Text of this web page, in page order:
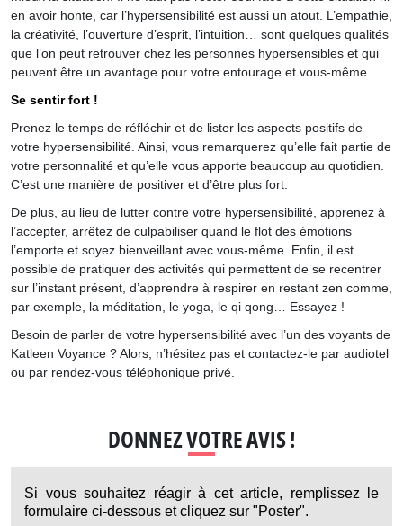
en avoir honte, car l’hypersensibilité est aussi un atout. L’empathie,
la créativité, l’ouverture d’esprit, l’intuition… sont quelques qualités
que l’on peut retrouver chez les personnes hypersensibles et qui
peuvent être un avantage pour votre entourage et vous-même.
Se sentir fort !
Prenez le temps de réfléchir et de lister les aspects positifs de
votre hypersensibilité. Ainsi, vous remarquerez qu’elle fait partie de
votre personnalité et qu’elle vous apporte beaucoup au quotidien.
C’est une manière de positiver et d’être plus fort.
De plus, au lieu de lutter contre votre hypersensibilité, apprenez à
l’accepter, arrêtez de culpabiliser quand le flot des émotions
l’emporte et soyez bienveillant avec vous-même. Enfin, il est
possible de pratiquer des activités qui permettent de se recentrer
sur l’instant présent, d’apprendre à respirer en restant zen comme,
par exemple, la méditation, le yoga, le qi qong… Essayez !
Besoin de parler de votre hypersensibilité avec l’un des voyants de
Katleen Voyance ? Alors, n’hésitez pas et contactez-le par audiotel
ou par rendez-vous téléphonique privé.
DONNEZ VOTRE AVIS !
Si vous souhaitez réagir à cet article, remplissez le
formulaire ci-dessous et cliquez sur "Poster".